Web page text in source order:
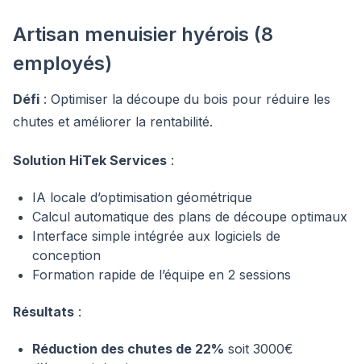
Artisan menuisier hyérois (8
employés)
Défi : Optimiser la découpe du bois pour réduire les
chutes et améliorer la rentabilité.
Solution HiTek Services :
IA locale d’optimisation géométrique
Calcul automatique des plans de découpe optimaux
Interface simple intégrée aux logiciels de
conception
Formation rapide de l’équipe en 2 sessions
Résultats :
Réduction des chutes de 22% soit 3000€